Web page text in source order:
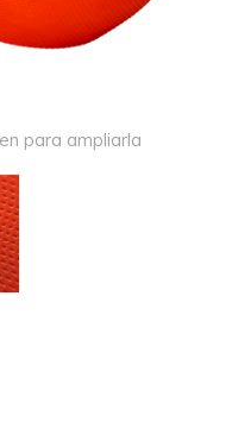
para ampliarla